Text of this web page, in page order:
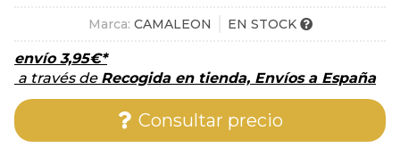
Marca: CAMALEON EN STOCK
envío3,95€*
a través de Recogida en tienda, Envíos a España
Consultar precio